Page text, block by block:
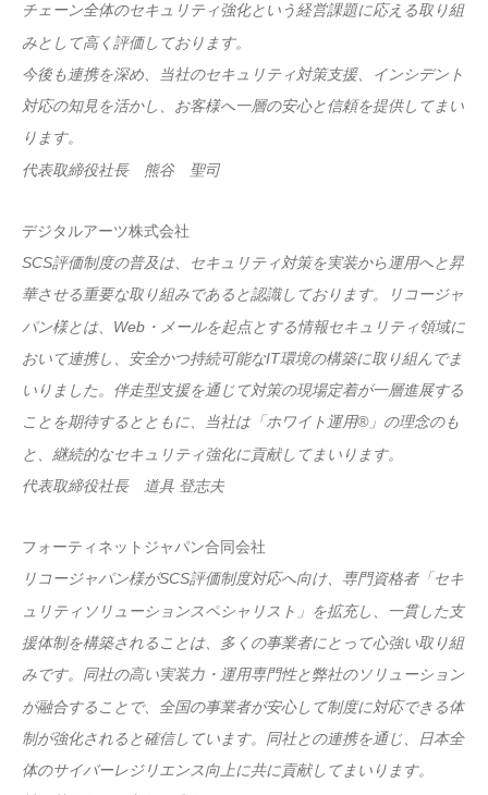
チェーン全体のセキュリティ強化という経営課題に応える取り組
みとして高く評価しております。
今後も連携を深め、当社のセキュリティ対策支援、インシデント
対応の知見を活かし、お客様へ一層の安心と信頼を提供してまい
ります。
代表取締役社長 熊谷 聖司
デジタルアーツ株式会社
SCS評価制度の普及は、セキュリティ対策を実装から運用へと昇
華させる重要な取り組みであると認識しております。リコージャ
パン様とは、Web・メールを起点とする情報セキュリティ領域に
おいて連携し、安全かつ持続可能なIT環境の構築に取り組んでま
いりました。伴走型支援を通じて対策の現場定着が一層進展する
ことを期待するとともに、当社は「ホワイト運用®」の理念のも
と、継続的なセキュリティ強化に貢献してまいります。
代表取締役社長 道具 登志夫
フォーティネットジャパン合同会社
リコージャパン様がSCS評価制度対応へ向け、専門資格者「セキ
ュリティソリューションスペシャリスト」を拡充し、一貫した支
援体制を構築されることは、多くの事業者にとって心強い取り組
みです。同社の高い実装力・運用専門性と弊社のソリューション
が融合することで、全国の事業者が安心して制度に対応できる体
制が強化されると確信しています。同社との連携を通じ、日本全
体のサイバーレジリエンス向上に共に貢献してまいります。